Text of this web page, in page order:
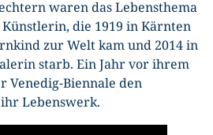
waren das Lebensthema
die 1919 in Kärnten
zur Welt kam und 2014 in
starb. Ein Jahr vor ihrem
Venedig-Biennale den
Lebenswerk.